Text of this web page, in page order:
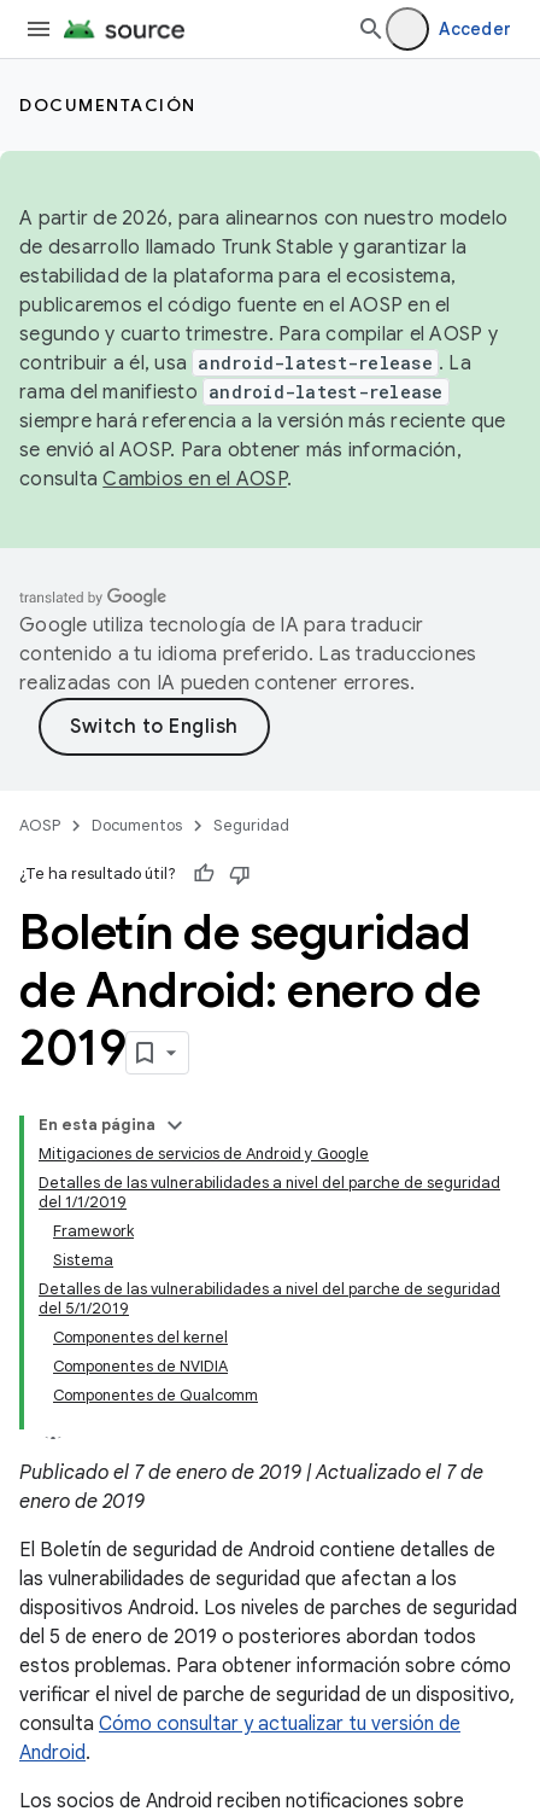
Acceder
DOCUMENTACIÓN
A partir de 2026, para alinearnos con nuestro modelo
de desarrollo llamado Trunk Stable y garantizar la
estabilidad de la plataforma para el ecosistema,
publicaremos el código fuente en el AOSP en el
segundo y cuarto trimestre. Para compilar el AOSP y
contribuir a él, usa android-latest-release . La
rama del manifiesto android-latest-release
siempre hará referencia a la versión más reciente que
se envió al AOSP. Para obtener más información,
consultaCambios en el AOSP.
Google utiliza tecnología de IA para traducir
contenido a tu idioma preferido. Las traducciones
realizadas con IA pueden contener errores.
AOSP Documentos Seguridad
¿Te ha resultado útil?
Boletín de seguridad
de Android: enero de
2019
En esta página
Mitigaciones de servicios de Android y Google
Detalles de las vulnerabilidades a nivel del parche de seguridad
del 1/1/2019
Framework
Sistema
Detalles de las vulnerabilidades a nivel del parche de seguridad
del 5/1/2019
Componentes del kernel
Componentes de NVIDIA
Componentes de Qualcomm
Publicado el 7 de enero de 2019 | Actualizado el 7 de
enero de 2019
El Boletín de seguridad de Android contiene detalles de
las vulnerabilidades de seguridad que afectan a los
dispositivos Android. Los niveles de parches de seguridad
del 5 de enero de 2019 o posteriores abordan todos
estos problemas. Para obtener información sobre cómo
verificar el nivel de parche de seguridad de un dispositivo,
consulta Cómo consultar y actualizar tu versión de
Android.
Los socios de Android reciben notificaciones sobre